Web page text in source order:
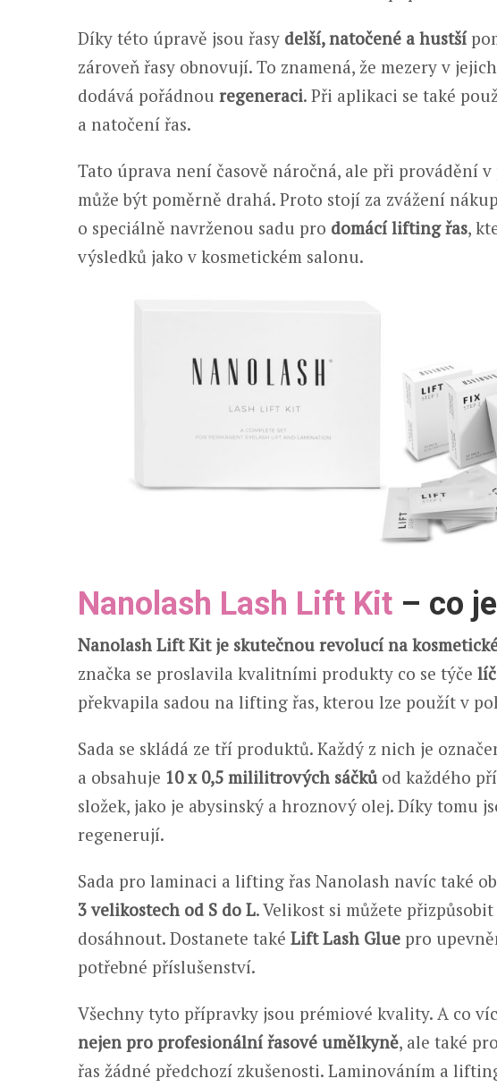
Díky této úpravě jsou řasy delší, natočené a hustší
zároveň řasy obnovují. To znamená, že mezery v
dodává pořádnou regeneraci. Při aplikaci se také
a natočení řas.
Tato úprava není časově náročná, ale při provádění
může být poměrně drahá. Proto stojí za zvážení
o speciálně navrženou sadu pro domácí lifting řas,
výsledků jako v kosmetickém salonu.
Nanolash Lash Lift Kit – co
Nanolash Lift Kit je skutečnou revolucí na
značka se proslavila kvalitními produkty co se týče
překvapila sadou na lifting řas, kterou lze použít v
Sada se skládá ze tří produktů. Každý z nich je
a obsahuje 10 x 0,5 mililitrových sáčkůod každého
složek, jako je abysinský a hroznový olej. Díky tomu
regenerují.
Sada pro laminaci a lifting řas Nanolash navíc také
3 velikostech od S do L. Velikost si můžete
dosáhnout. Dostanete také Lift Lash Glue pro
potřebné příslušenství.
Všechny tyto přípravky jsou prémiové kvality. A co
nejen pro profesionální řasové umělkyně, ale také
řas žádné předchozí zkušenosti. Laminováním a